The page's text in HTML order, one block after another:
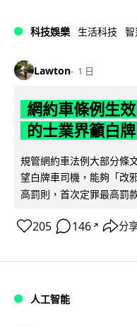
科技娛樂 生活科技
Lawton 1 日
網約車條例生
的士業界籲白
規管網約車法例大部分條
望白牌車司機，能夠「改
高罰則，首次定罪最高罰
205 146 ↗ 分
人工智能